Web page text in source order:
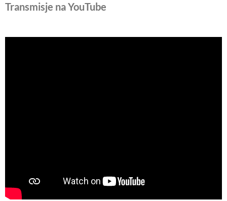
Transmisje na YouTube